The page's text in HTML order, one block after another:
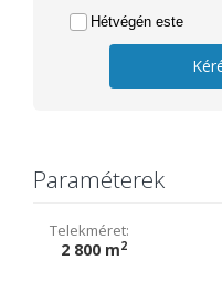
Hétvégén este
Paraméterek
Telekméret:
2 800 m2